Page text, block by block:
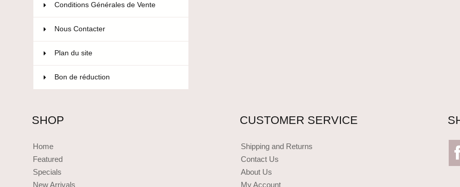
Conditions Générales de Vente
Nous Contacter
Plan du site
Bon de réduction
SHOP
Home
Featured
Specials
New Arrivals
CUSTOMER SERVICE
Shipping and Returns
Contact Us
About Us
My Account